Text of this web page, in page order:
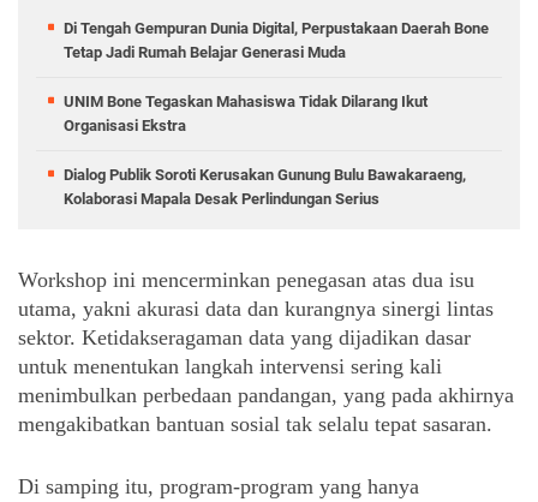
Di Tengah Gempuran Dunia Digital, Perpustakaan Daerah Bone
Tetap Jadi Rumah Belajar Generasi Muda
UNIM Bone Tegaskan Mahasiswa Tidak Dilarang Ikut
Organisasi Ekstra
Dialog Publik Soroti Kerusakan Gunung Bulu Bawakaraeng,
Kolaborasi Mapala Desak Perlindungan Serius
Workshop ini mencerminkan penegasan atas dua isu
utama, yakni akurasi data dan kurangnya sinergi lintas
sektor. Ketidakseragaman data yang dijadikan dasar
untuk menentukan langkah intervensi sering kali
menimbulkan perbedaan pandangan, yang pada akhirnya
mengakibatkan bantuan sosial tak selalu tepat sasaran.
Di samping itu, program-program yang hanya